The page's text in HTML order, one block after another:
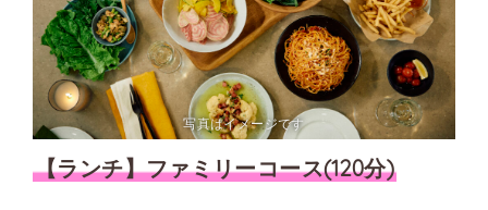
写真はイメージです
【ランチ】ファミリーコース(120分)